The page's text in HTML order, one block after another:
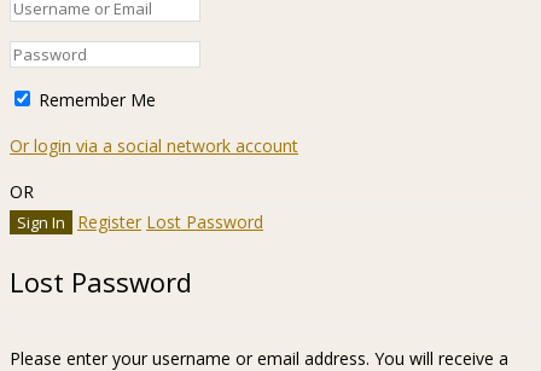
Remember Me
Or login via a social network account
OR
Register Lost Password
Lost Password
Please enter your username or email address. You will receive a